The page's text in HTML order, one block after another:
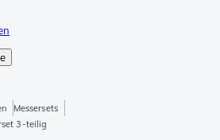
Messersets
3-teilig